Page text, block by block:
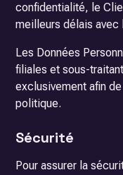
confidentialité, le
meilleurs délais
Les Données
filiales et sous-
exclusivement afin
politique.
Sécurité
Pour assurer la